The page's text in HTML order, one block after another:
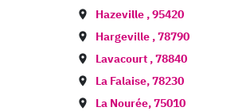
Hazeville ,95420
Hargeville ,78790
Lavacourt ,78840
La Falaise,78230
La Nourée,75010